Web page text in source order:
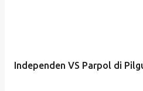
Independen VS Parpol di